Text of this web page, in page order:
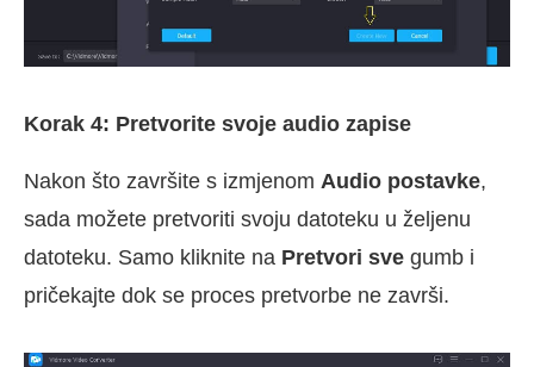
Korak 4: Pretvorite svoje audio zapise
Nakon što završite s izmjenom Audio postavke,
sada možete pretvoriti svoju datoteku u željenu
datoteku. Samo kliknite na Pretvori sve gumb i
pričekajte dok se proces pretvorbe ne završi.